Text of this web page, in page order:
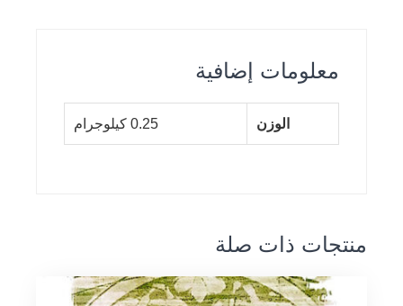
معلومات إضافية
الوزن 0.25 كيلوجرام
منتجات ذات صلة